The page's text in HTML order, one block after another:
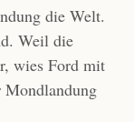
die Welt.
Weil die
wies Ford mit
Mondlandung